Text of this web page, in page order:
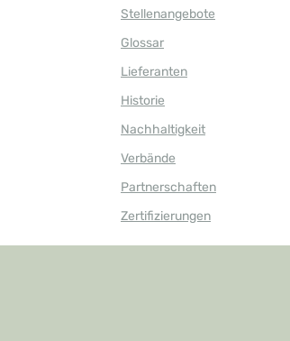
Stellenangebote
Glossar
Lieferanten
Historie
Nachhaltigkeit
Verbände
Partnerschaften
Zertifizierungen